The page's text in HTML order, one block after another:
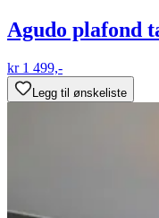
Agudo plafond
kr 1 499,-
Legg til ønskeliste